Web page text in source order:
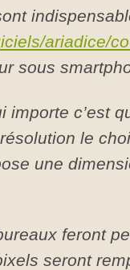
ariadice/
sous
importe c’est
le
une
feront
seront